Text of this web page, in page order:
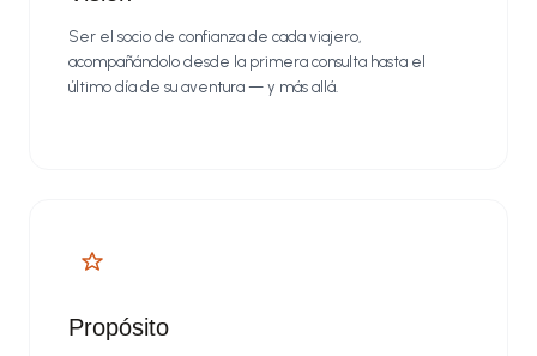
Ser el socio de confianza de cada viajero,
acompañándolo desde la primera consulta hasta el
último día de su aventura — y más allá.
Propósito